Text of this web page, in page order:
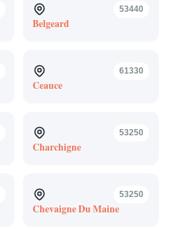
53440
Belgeard
61330
Ceauce
53250
Charchigne
53250
Chevaigne Du Maine